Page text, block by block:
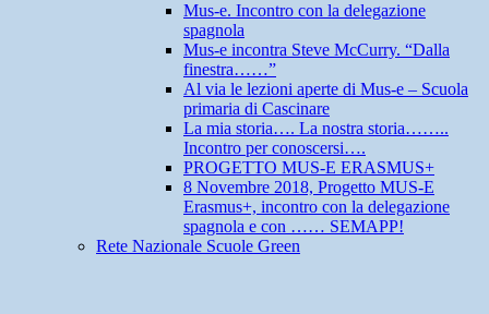
Mus-e. Incontro con la delegazione
spagnola
Mus-e incontra Steve McCurry. “Dalla
finestra……”
Al via le lezioni aperte di Mus-e – Scuola
primaria di Cascinare
La mia storia…. La nostra storia……..
Incontro per conoscersi….
PROGETTO MUS-E ERASMUS+
8 Novembre 2018, Progetto MUS-E
Erasmus+, incontro con la delegazione
spagnola e con …… SEMAPP!
Rete Nazionale Scuole Green